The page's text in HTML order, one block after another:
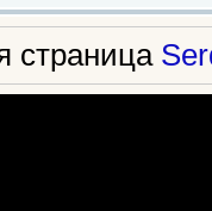
страница